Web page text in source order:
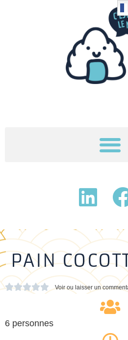
PAIN
 Voir ou laisser un
6 personnes